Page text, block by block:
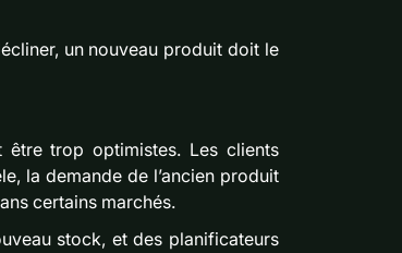
un nouveau produit doit le
être trop optimistes. Les clients
la demande de l’ancien produit
certains marchés.
stock, et des planificateurs